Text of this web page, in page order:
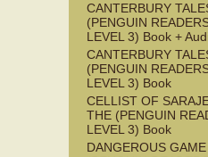
CANTERBURY
(PENGUIN
LEVEL 3) Book +
CANTERBURY
(PENGUIN
LEVEL 3) Book
CELLIST OF
THE (PENGUIN
LEVEL 3) Book
DANGEROUS GAME